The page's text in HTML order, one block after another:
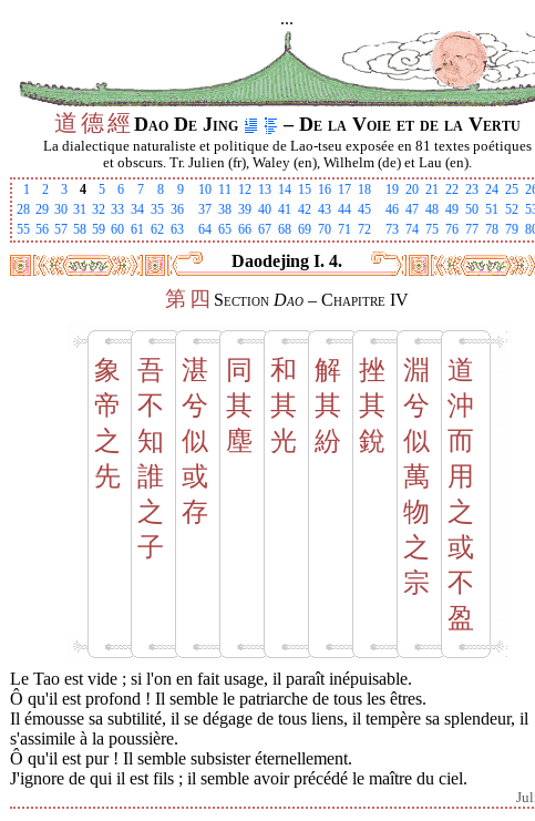
...
道 德經 Dao De Jing – De la Voie et de la Vertu
La dialectique naturaliste et politique de Lao-tseu exposée en 81 textes poétiques
et obscurs. Tr. Julien (fr), Waley (en), Wilhelm (de) et Lau (en).
1
2 3 4 5 6 7 8 9 10 11 12 13 14 15 16 17 18 19 20 21 22 23 24 25
28 29 30 31 32 33 34 35 36 37 38 39 40 41 42 43 44 45 46 47 48 49 50 51 52
55 56 57 58 59 60 61 62 63 64 65 66 67 68 69 70 71 72 73 74 75 76 77 78 79
Daodejing I. 4.
第 四 Section Dao – Chapitre IV
象
帝
之
先
吾
不
知
誰
之
子
湛
兮
似
或
存
同
其
塵
和
其
光
解
其
紛
挫
其
銳
淵
兮
似
萬
物
之
宗
道
沖
而
用
之
或
不
盈
Le Tao est vide ; si l'on en fait usage, il paraît inépuisable.
Ô qu'il est profond ! Il semble le patriarche de tous les êtres.
Il émousse sa subtilité, il se dégage de tous liens, il tempère sa splendeur, il
s'assimile à la poussière.
Ô qu'il est pur ! Il semble subsister éternellement.
J'ignore de qui il est fils ; il semble avoir précédé le maître du ciel.